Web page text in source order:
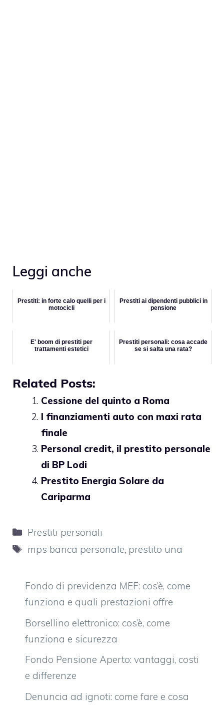
Leggi anche
Prestiti: in forte calo quelli per i
motocicli
Prestiti ai dipendenti pubblici in
pensione
E' boom di prestiti per
trattamenti estetici
Prestiti personali: cosa accade
se si salta una rata?
Related Posts:
Cessione del quinto a Roma
I finanziamenti auto con maxi rata
finale
Personal credit, il prestito personale
di BP Lodi
Prestito Energia Solare da
Cariparma
Categorie
Prestiti personali
Tag
mps banca personale, prestito una
Fondo di previdenza MEF: cos’è, come
funziona e quali prestazioni offre
Borsellino elettronico: cos’è, come
funziona e sicurezza
Fondo Pensione Aperto: vantaggi, costi
e differenze
Denuncia ad ignoti: come fare e cosa